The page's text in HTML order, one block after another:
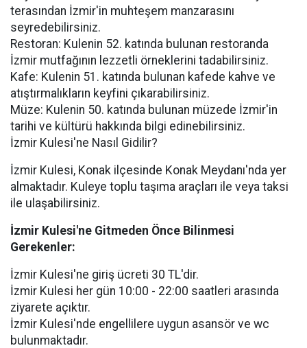
terasından İzmir'in muhteşem manzarasını
seyredebilirsiniz.
Restoran: Kulenin 52. katında bulunan restoranda
İzmir mutfağının lezzetli örneklerini tadabilirsiniz.
Kafe: Kulenin 51. katında bulunan kafede kahve ve
atıştırmalıkların keyfini çıkarabilirsiniz.
Müze: Kulenin 50. katında bulunan müzede İzmir'in
tarihi ve kültürü hakkında bilgi edinebilirsiniz.
İzmir Kulesi'ne Nasıl Gidilir?
İzmir Kulesi, Konak ilçesinde Konak Meydanı'nda yer
almaktadır. Kuleye toplu taşıma araçları ile veya taksi
ile ulaşabilirsiniz.
İzmir Kulesi'ne Gitmeden Önce Bilinmesi
Gerekenler:
İzmir Kulesi'ne giriş ücreti 30 TL'dir.
İzmir Kulesi her gün 10:00 - 22:00 saatleri arasında
ziyarete açıktır.
İzmir Kulesi'nde engellilere uygun asansör ve wc
bulunmaktadır.